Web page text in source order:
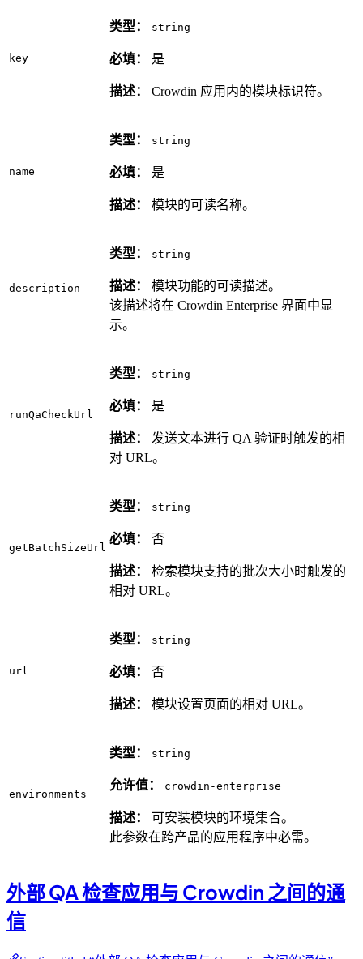
key
类型： string
必填： 是
描述： Crowdin 应用内的模块标识符。
name
类型： string
必填： 是
描述： 模块的可读名称。
description
类型： string
描述：
模块功能的可读描述。
该描述将在 Crowdin Enterprise 界面中显
示。
runQaCheckUrl
类型： string
必填： 是
描述：
发送文本进行 QA 验证时触发的相
对 URL。
getBatchSizeUrl
类型： string
必填： 否
描述：
检索模块支持的批次大小时触发的
相对 URL。
url
类型： string
必填： 否
描述： 模块设置页面的相对 URL。
environments
类型： string
允许值： crowdin-enterprise
描述：
可安装模块的环境集合。
此参数在跨产品的应用程序中必需。
外部 QA 检查应用与 Crowdin 之间的通
信